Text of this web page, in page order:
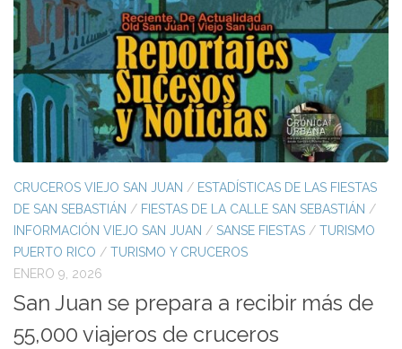
CRUCEROS VIEJO SAN JUAN / ESTADÍSTICAS DE LAS FIESTAS
DE SAN SEBASTIÁN / FIESTAS DE LA CALLE SAN SEBASTIÁN /
INFORMACIÓN VIEJO SAN JUAN / SANSE FIESTAS / TURISMO
PUERTO RICO / TURISMO Y CRUCEROS
ENERO 9, 2026
San Juan se prepara a recibir más de
55,000 viajeros de cruceros